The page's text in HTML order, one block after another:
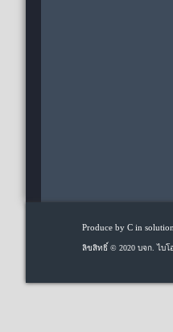
Produce by C in
ลิขสิทธิ์ © 2020 บจก. ไบโ